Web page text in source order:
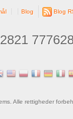
EU cookie
Blog Blog
Alle rettigheder